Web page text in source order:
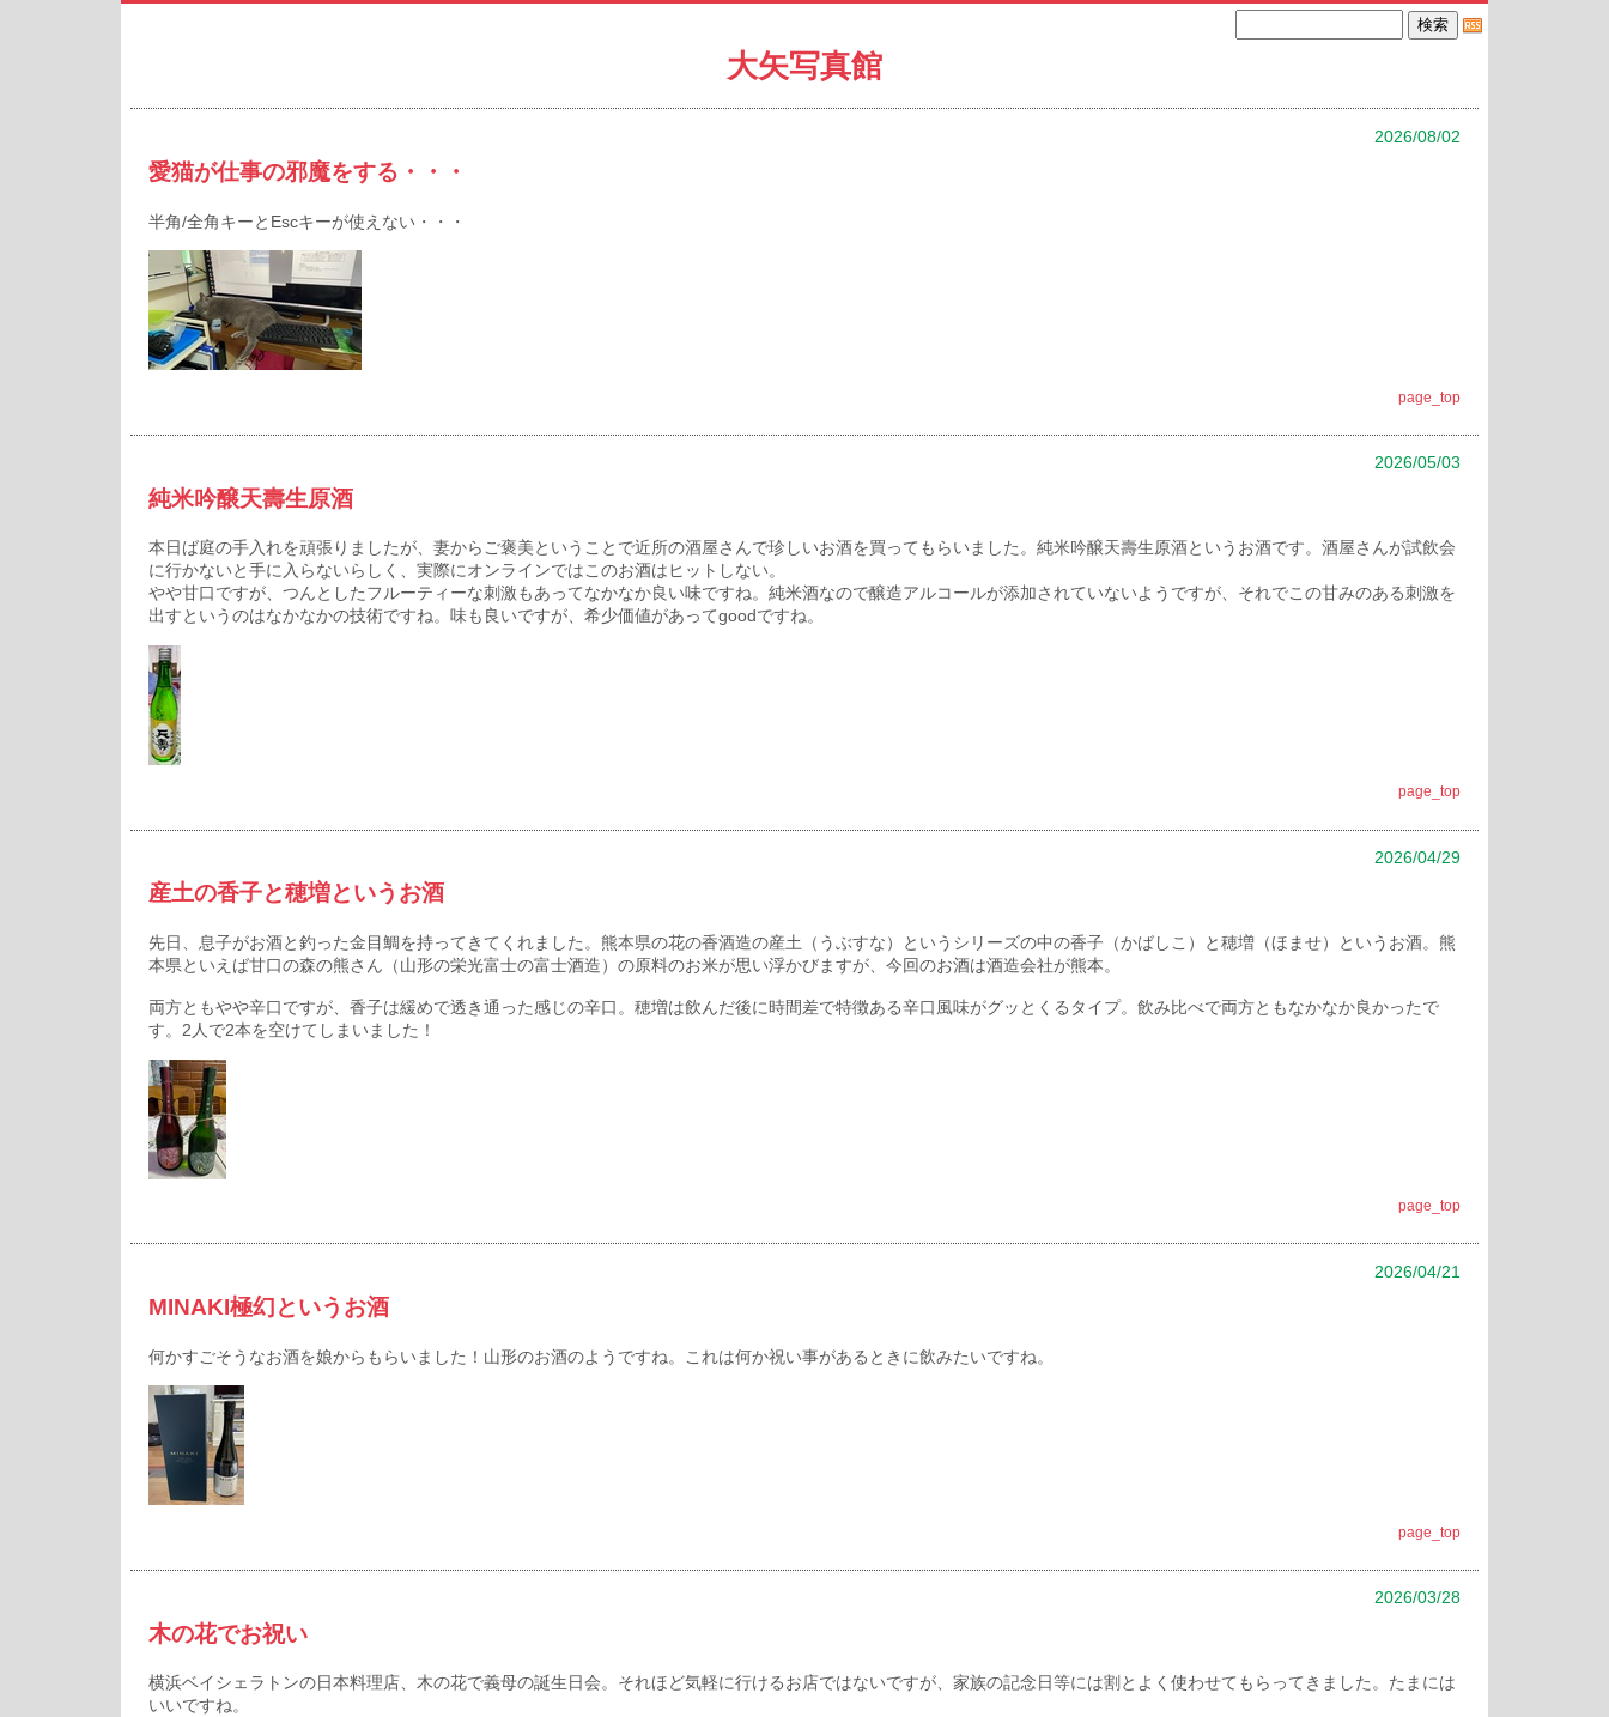
大矢写真館
2026/08/02
愛猫が仕事の邪魔をする・・・
半角/全角キーとEscキーが使えない・・・
page_top
2026/05/03
純米吟醸天壽生原酒
本日ば庭の手入れを頑張りましたが、妻からご褒美ということで近所の酒屋さんで珍しいお酒を買ってもらいました。純米吟醸天壽生原酒というお酒です。酒屋さんが試飲会
に行かないと手に入らないらしく、実際にオンラインではこのお酒はヒットしない。
やや甘口ですが、つんとしたフルーティーな刺激もあってなかなか良い味ですね。純米酒なので醸造アルコールが添加されていないようですが、それでこの甘みのある刺激を
出すというのはなかなかの技術ですね。味も良いですが、希少価値があってgoodですね。
page_top
2026/04/29
産土の香子と穂増というお酒
先日、息子がお酒と釣った金目鯛を持ってきてくれました。熊本県の花の香酒造の産土（うぶすな）というシリーズの中の香子（かばしこ）と穂増（ほませ）というお酒。熊
本県といえば甘口の森の熊さん（山形の栄光富士の富士酒造）の原料のお米が思い浮かびますが、今回のお酒は酒造会社が熊本。
両方ともやや辛口ですが、香子は緩めで透き通った感じの辛口。穂増は飲んだ後に時間差で特徴ある辛口風味がグッとくるタイプ。飲み比べで両方ともなかなか良かったで
す。2人で2本を空けてしまいました！
page_top
2026/04/21
MINAKI極幻というお酒
何かすごそうなお酒を娘からもらいました！山形のお酒のようですね。これは何か祝い事があるときに飲みたいですね。
page_top
2026/03/28
木の花でお祝い
横浜ベイシェラトンの日本料理店、木の花で義母の誕生日会。それほど気軽に行けるお店ではないですが、家族の記念日等には割とよく使わせてもらってきました。たまには
いいですね。